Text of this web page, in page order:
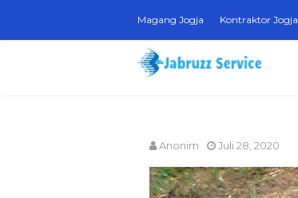
Magang Jogja Kontraktor Jogja
Anonim Juli 28, 2020